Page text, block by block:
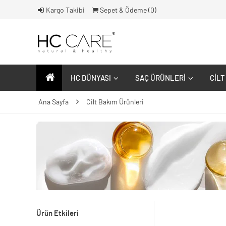
Kargo Takibi Sepet & Ödeme ( 0)
HC DÜNYASI SAÇ ÜRÜNLERI
Ana Sayfa Cilt Bakım Ürünleri
Ürün Etkileri